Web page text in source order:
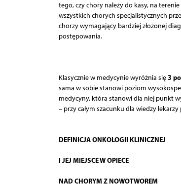
tego, czy chory należy do kasy, na
wszystkich chorych specjalistycznych
chorzy wymagający bardziej złożonej
postępowania.
Klasycznie w medycynie wyróżnia się3
sama w sobie stanowi poziom
medycyny, która stanowi dla niej punkt
– przy całym szacunku dla wiedzy
DEFINICJA ONKOLOGII KLINICZNEJ
I JEJ MIEJSCE W OPIECE
NAD CHORYM Z NOWOTWOREM